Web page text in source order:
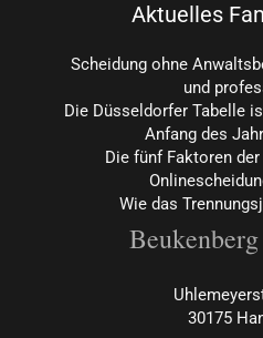
Aktuelles
Scheidung ohne
und
Die Düsseldorfer Tabelle
Anfang des
Die fünf Faktoren
Wie das
Beukenberg
30175